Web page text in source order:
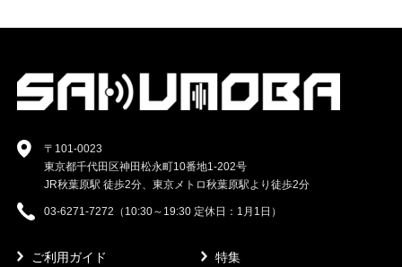
〒101-0023
東京都千代田区神田松永町10番地1-202号
JR秋葉原駅 徒歩2分、東京メトロ秋葉原駅より徒歩2分
03-6271-7272（10:30～19:30 定休日：1月1日）
ご利用ガイド
特集